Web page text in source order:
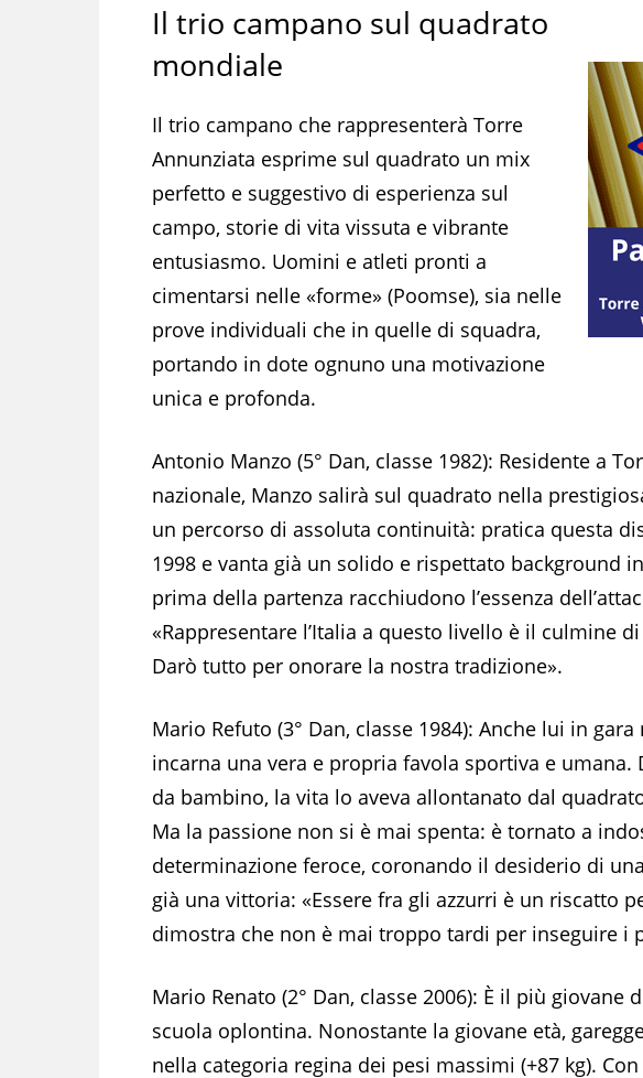
Il trio campano sul quadrato
mondiale
Il trio campano che rappresenterà Torre
Annunziata esprime sul quadrato un mix
perfetto e suggestivo di esperienza sul
campo, storie di vita vissuta e vibrante
entusiasmo. Uomini e atleti pronti a
cimentarsi nelle «forme» (Poomse), sia nelle
prove individuali che in quelle di squadra,
portando in dote ognuno una motivazione
unica e profonda.
Antonio Manzo (5° Dan, classe 1982): Residente a
nazionale, Manzo salirà sul quadrato nella
un percorso di assoluta continuità: pratica questa
1998 e vanta già un solido e rispettato background
prima della partenza racchiudono l’essenza
«Rappresentare l’Italia a questo livello è il culmine
Darò tutto per onorare la nostra tradizione».
Mario Refuto (3° Dan, classe 1984): Anche lui in
incarna una vera e propria favola sportiva e
da bambino, la vita lo aveva allontanato dal
Ma la passione non si è mai spenta: è tornato a
determinazione feroce, coronando il desiderio di
già una vittoria: «Essere fra gli azzurri è un riscatto
dimostra che non è mai troppo tardi per inseguire i
Mario Renato (2° Dan, classe 2006): È il più giovane
scuola oplontina. Nonostante la giovane età,
nella categoria regina dei pesi massimi (+87 kg).